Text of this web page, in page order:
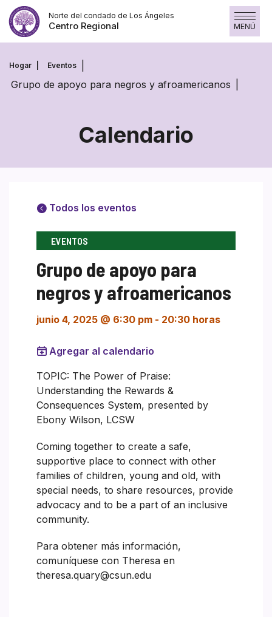
Saltar
contenido
Norte del condado de Los Ángeles
Centro Regional MENÚ
Hogar Eventos
Grupo de apoyo para negros y afroamericanos
Calendario
Todos los eventos
EVENTOS
Grupo de apoyo para
negros y afroamericanos
junio 4, 2025 @ 6:30 pm - 20:30 horas
Agregar al calendario
TOPIC: The Power of Praise:
Understanding the Rewards &
Consequences System, presented by
Ebony Wilson, LCSW
Coming together to create a safe,
supportive place to connect with other
families of children, young and old, with
special needs, to share resources, provide
advocacy and to be a part of an inclusive
community.
Para obtener más información,
comuníquese con Theresa en
theresa.quary@csun.edu